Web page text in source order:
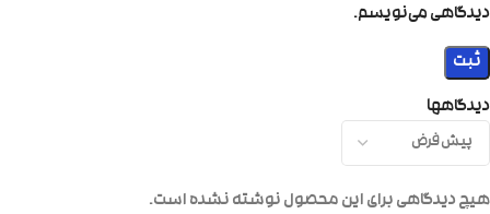
دیدگاهها
هیچ دیدگاهی برای این محصول نوشته نشده است.
دیدگاهی می‌نویسم.